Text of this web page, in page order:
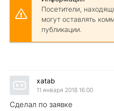
Посетители,
могут оставлять
публикации.
xatab
11 января 2018 16:00
Сделал по заявке